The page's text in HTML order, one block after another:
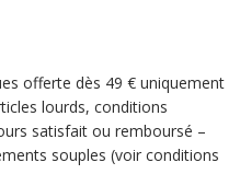
offerte dès 49 € uniquement
lourds, conditions
satisfait ou remboursé –
souples (voir conditions